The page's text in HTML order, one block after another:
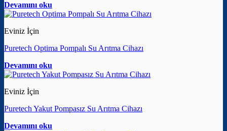
Devamını oku
Eviniz İçin
Puretech Optima Pompalı Su Arıtma Cihazı
Devamını oku
Eviniz İçin
Puretech Yakut Pompasız Su Arıtma Cihazı
Devamını oku